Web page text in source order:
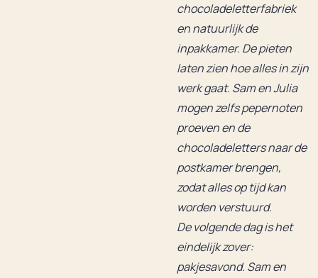
chocoladeletterfabriek
en natuurlijk de
inpakkamer. De pieten
laten zien hoe alles in zijn
werk gaat. Sam en Julia
mogen zelfs pepernoten
proeven en de
chocoladeletters naar de
postkamer brengen,
zodat alles op tijd kan
worden verstuurd.
De volgende dag is het
eindelijk zover:
pakjesavond. Sam en